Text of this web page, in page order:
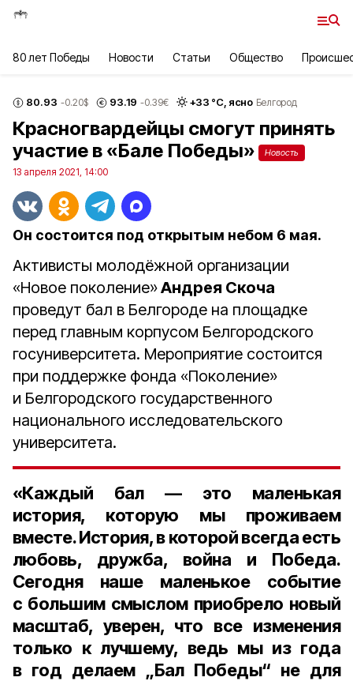
80 лет Победы Новости Статьи Общество
80.93 -0.20$ 93.19 -0.39€ +33 °С, ясно Белгород
Красногвардейцы смогут принять
участие в «Бале Победы»
Новость
13 апреля 2021, 14:00
Он состоится под открытым небом 6 мая.
Активисты молодёжной организации
«Новое поколение»Андрея Скоча
проведут бал в Белгороде на площадке
перед главным корпусом Белгородского
госуниверситета. Мероприятие состоится
при поддержке фонда «Поколение»
и Белгородского государственного
национального исследовательского
университета.
«Каждый бал — это маленькая
история, которую мы проживаем
вместе. История, в которой всегда есть
любовь, дружба, война и Победа.
Сегодня наше маленькое событие
с большим смыслом приобрело новый
масштаб, уверен, что все изменения
только к лучшему, ведь мы из года
в год делаем „Бал Победы“ не для